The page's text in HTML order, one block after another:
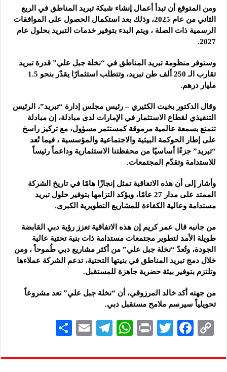
ومن المتوقع أن تبدأ أعمال إنشاء شبكة تبريد المناطق في الربع
الثاني من عام 2025، وذلك بعد استكمال الحصول على الموافقات
الرسمية ذات الصلة ، ويتم البدء بتوفير خدمات التبريد بحلول عام
2027.
وستوفر منظومة تبريد المناطق في “نخلة جبل علي” قدرة تبريد
تقارب الـ 250 ألف طن تبريد، وتتطلب استثمارًا يقدّر بنحو 1.5
مليار درهم.
وقال الدكتور بخيت الكثيري – رئيس مجلس إدارة “تبريد”، الرئيس
التنفيذي لقطاع الاستثمار في الإمارات لدى مبادلة، إن مبادلة
تتمتع بسمعة عالمية مرموقة كمستثمر مسؤول، مع تركيز راسخ
على إطار الحوكمة البيئية والاجتماعية والمؤسسية ، فيما تُعد
“تبريد” جزءًا أساسيًا من محفظتنا الاستثمارية وداعماً رئيساً
للاستدامة وتقدّم المجتمعات.
وأشار إلى أن هذه الاتفاقية تمثل إنجازًا هامًا في تاريخ الشركة
الممتد على مدار 27 عامًا، ويؤكد التزامها بتوفير حلول تبريد
مستدامة وعالية الكفاءة للمشاريع التطويرية الكبرى.
من جانبه قال عمر كريم إن هذه الاتفاقية تعزز رؤية دبي القابضة
طويلة الأمد لتطوير مجتمعات مستدامة ذات بنية تحتية عالية
الجودة، وتُعدّ “نخلة جبل علي” من أكثر مشاريع دبي طُموحاً ، ومن
خلال دمج تبريد المناطق في بنيتها التحتية، تدعم الشركة عملاءها
وتلتزم بتوفير بيئة حضرية جاهزة للمستقبل.
من جهته أكد خالد المرزوقي، أن “نخلة جبل علي” تعد مشروعاً
تحويلياً سيرسم ملامح مستقبل دبي.
C
p
F
eb
T
tt
P
nt
W
at
Te
gr
E
ai
ar